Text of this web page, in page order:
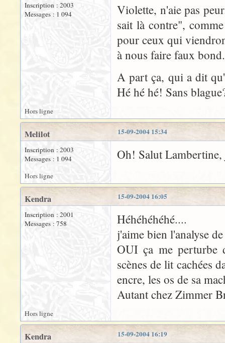
Inscription : 2003
Messages : 1 094
Violette, n'aie pas
sait là contre",
pour ceux qui
à nous faire faux
A part ça, qui a dit
Hé hé hé! Sans
Hors ligne
15-09-2004 15:34
Melilot
Inscription : 2003
Messages : 1 094
Oh! Salut Lambertine,
Hors ligne
15-09-2004 16:05
Kendra
Inscription : 2001
Messages : 758
Héhéhéhéhé....
j'aime bien l'analyse
OUI ça me perturbe
scènes de lit cachées
encre, les os de sa
Autant chez Zimmer
Hors ligne
15-09-2004 16:19
Kendra